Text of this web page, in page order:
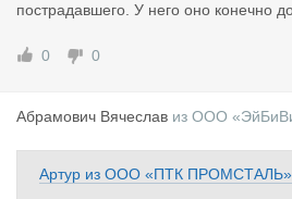
пострадавшего. У него оно конечно
0 0
Абрамович Вячеслав из ООО
Артур из ООО «ПТК ПРОМСТАЛЬ»